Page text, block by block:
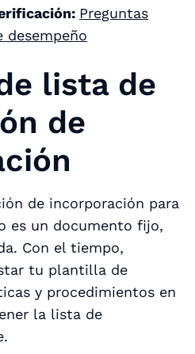
Preguntas
desempeño
lista de
de
de incorporación para
es un documento fijo,
Con el tiempo,
tu plantilla de
y procedimientos en
la lista de